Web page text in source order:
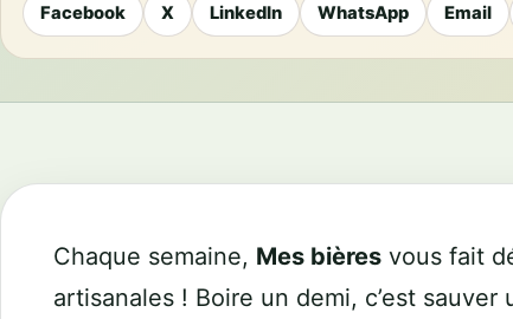
Facebook X LinkedIn WhatsApp Email
Chaque semaine, Mes bières vous fait
artisanales ! Boire un demi, c’est sauver